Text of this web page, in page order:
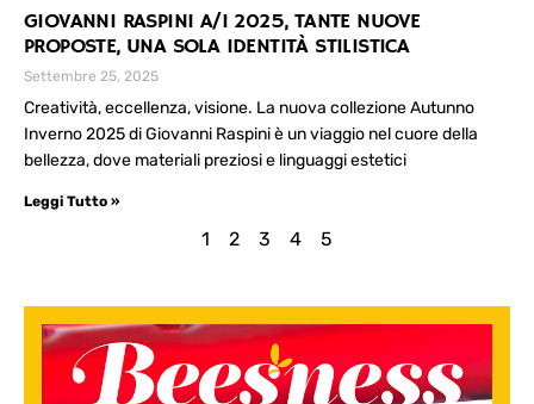
GIOVANNI RASPINI A/I 2025, TANTE NUOVE
PROPOSTE, UNA SOLA IDENTITÀ STILISTICA
Settembre 25, 2025
Creatività, eccellenza, visione. La nuova collezione Autunno
Inverno 2025 di Giovanni Raspini è un viaggio nel cuore della
bellezza, dove materiali preziosi e linguaggi estetici
Leggi Tutto »
1 2 3 4 5